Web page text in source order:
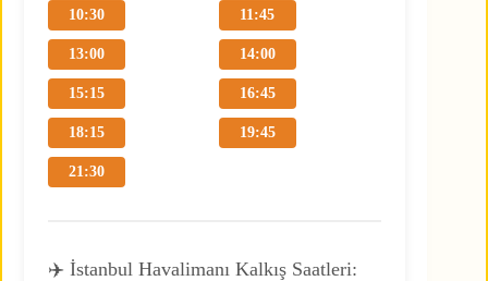
10:30 11:45
13:00 14:00
15:15 16:45
18:15 19:45
21:30
✈️ İstanbul Havalimanı Kalkış Saatleri: